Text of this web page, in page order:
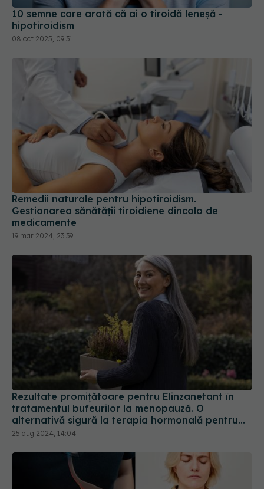
10 semne care arată că ai o tiroidă leneșă -
hipotiroidism
08 oct 2025, 09:31
Remedii naturale pentru hipotiroidism.
Gestionarea sănătății tiroidiene dincolo de
medicamente
19 mar 2024, 23:39
Rezultate promițătoare pentru Elinzanetant în
tratamentul bufeurilor la menopauză. O
alternativă sigură la terapia hormonală pentru
menopauză
25 aug 2024, 14:04